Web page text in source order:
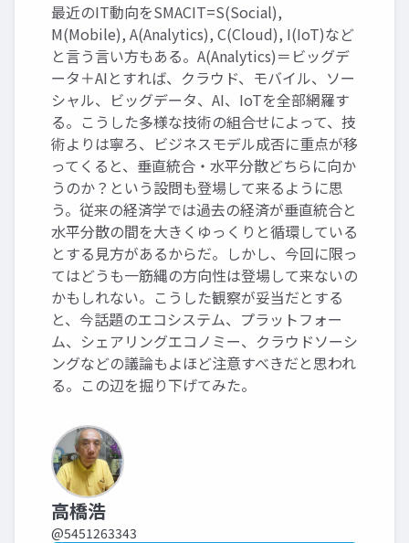
最近のIT動向をSMACIT=S(Social),
M(Mobile), A(Analytics), C(Cloud), I(IoT)など
と言う言い方もある。A(Analytics)＝ビッグデ
ータ＋AIとすれば、クラウド、モバイル、ソー
シャル、ビッグデータ、AI、IoTを全部網羅す
る。こうした多様な技術の組合せによって、技
術よりは寧ろ、ビジネスモデル成否に重点が移
ってくると、垂直統合・水平分散どちらに向か
うのか？という設問も登場して来るように思
う。従来の経済学では過去の経済が垂直統合と
水平分散の間を大きくゆっくりと循環している
とする見方があるからだ。しかし、今回に限っ
てはどうも一筋縄の方向性は登場して来ないの
かもしれない。こうした観察が妥当だとする
と、今話題のエコシステム、プラットフォー
ム、シェアリングエコノミー、クラウドソーシ
ングなどの議論もよほど注意すべきだと思われ
る。この辺を掘り下げてみた。
高橋浩
@5451263343